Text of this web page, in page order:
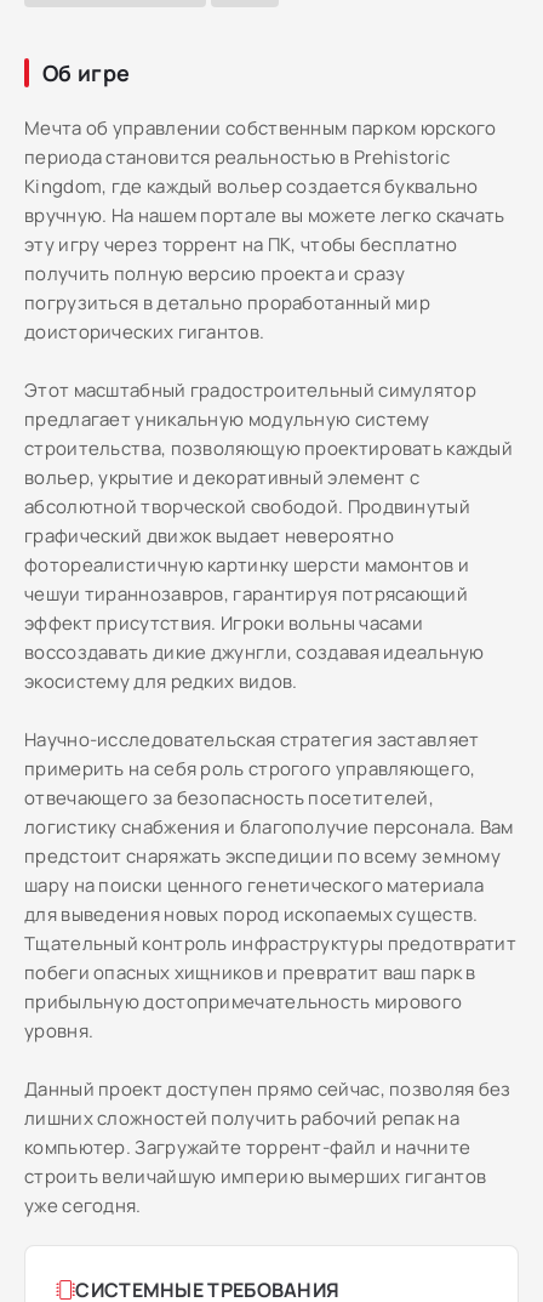
Об игре
Мечта об управлении собственным парком юрского
периода становится реальностью в Prehistoric
Kingdom, где каждый вольер создается буквально
вручную. На нашем портале вы можете легко скачать
эту игру через торрент на ПК, чтобы бесплатно
получить полную версию проекта и сразу
погрузиться в детально проработанный мир
доисторических гигантов.
Этот масштабный градостроительный симулятор
предлагает уникальную модульную систему
строительства, позволяющую проектировать каждый
вольер, укрытие и декоративный элемент с
абсолютной творческой свободой. Продвинутый
графический движок выдает невероятно
фотореалистичную картинку шерсти мамонтов и
чешуи тираннозавров, гарантируя потрясающий
эффект присутствия. Игроки вольны часами
воссоздавать дикие джунгли, создавая идеальную
экосистему для редких видов.
Научно-исследовательская стратегия заставляет
примерить на себя роль строгого управляющего,
отвечающего за безопасность посетителей,
логистику снабжения и благополучие персонала. Вам
предстоит снаряжать экспедиции по всему земному
шару на поиски ценного генетического материала
для выведения новых пород ископаемых существ.
Тщательный контроль инфраструктуры предотвратит
побеги опасных хищников и превратит ваш парк в
прибыльную достопримечательность мирового
уровня.
Данный проект доступен прямо сейчас, позволяя без
лишних сложностей получить рабочий репак на
компьютер. Загружайте торрент-файл и начните
строить величайшую империю вымерших гигантов
уже сегодня.
СИСТЕМНЫЕ ТРЕБОВАНИЯ